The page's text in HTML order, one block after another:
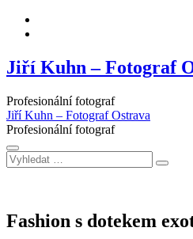
Jiří Kuhn – Fotograf
Profesionální fotograf
Jiří Kuhn – Fotograf Ostrava
Profesionální fotograf
Vyhledat
…
Fashion s dotekem